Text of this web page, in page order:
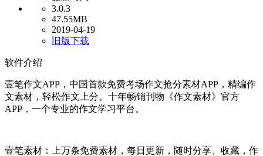
3.0.3
47.55MB
2019-04-19
旧版下载
软件介绍
壹笔作文APP，中国首款免费考场作文抢分素材APP，精编作
文素材，轻松作文上分。十年畅销刊物《作文素材》官方
APP，一个专业的作文学习平台。
壹笔素材：上万条免费素材，每日更新，随时分享、收藏，作